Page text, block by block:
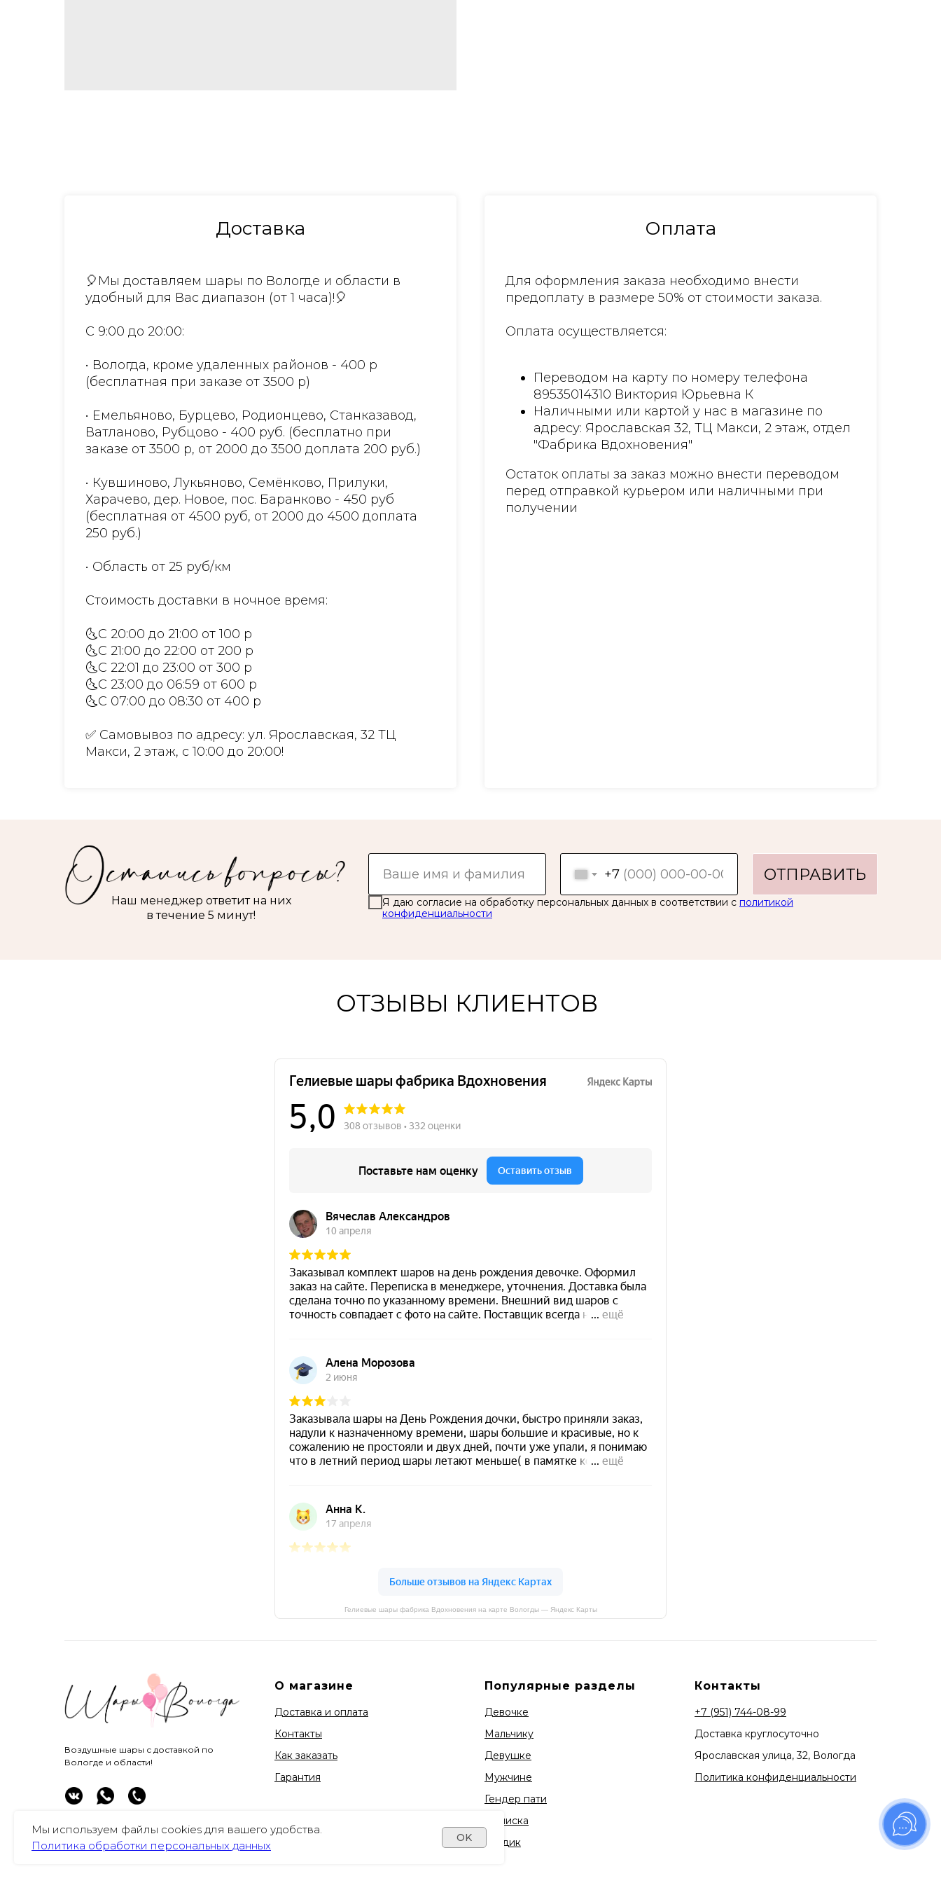
Доставка
🎈Мы доставляем шары по Вологде и области в
удобный для Вас диапазон (от 1 часа)!🎈
С 9:00 до 20:00:
• Вологда, кроме удаленных районов - 400 р
(бесплатная при заказе от 3500 р)
• Емельяново, Бурцево, Родионцево, Станказавод,
Ватланово, Рубцово - 400 руб. (бесплатно при
заказе от 3500 р, от 2000 до 3500 доплата 200 руб.)
• Кувшиново, Лукьяново, Семёнково, Прилуки,
Харачево, дер. Новое, пос. Баранково - 450 руб
(бесплатная от 4500 руб, от 2000 до 4500 доплата
250 руб.)
• Область от 25 руб/км
Стоимость доставки в ночное время:
🌜С 20:00 до 21:00 от 100 р
🌜С 21:00 до 22:00 от 200 р
🌜С 22:01 до 23:00 от 300 р
🌜С 23:00 до 06:59 от 600 р
🌜С 07:00 до 08:30 от 400 р
✅ Самовывоз по адресу: ул. Ярославская, 32 ТЦ
Макси, 2 этаж, с 10:00 до 20:00!
Оплата
Для оформления заказа необходимо внести
предоплату в размере 50% от стоимости заказа.
Оплата осуществляется:
Переводом на карту по номеру телефона
89535014310 Виктория Юрьевна К
Наличными или картой у нас в магазине по
адресу: Ярославская 32, ТЦ Макси, 2 этаж, отдел
"Фабрика Вдохновения"
Остаток оплаты за заказ можно внести переводом
перед отправкой курьером или наличными при
получении
+7
Я даю согласие на обработку персональных данных в соответствии с политикой
конфиденциальности
ОТПРАВИТЬ
Наш менеджер ответит на них
в течение 5 минут!
ОТЗЫВЫ КЛИЕНТОВ
Гелиевые шары фабрика Вдохновения на карте Вологды — Яндекс Карты
Воздушные шары с доставкой по
Вологде и области!
Контакты
+7 (951) 744-08-99
Доставка круглосуточно
Ярославская улица, 32, Вологда
Политика конфиденциальности
О магазине
Доставка и оплата
Контакты
Как заказать
Гарантия
Популярные разделы
Девочке
Мальчику
Девушке
Мужчине
Гендер пати
Выписка
1 годик
Мы используем файлы cookies для вашего удобства.
Политика обработки персональных данных
OK